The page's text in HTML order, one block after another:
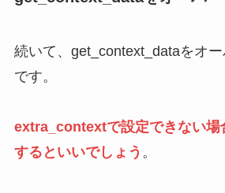
続いて、get_context_dataをオ
です。
extra_contextで設定できない場
するといいでしょう 。